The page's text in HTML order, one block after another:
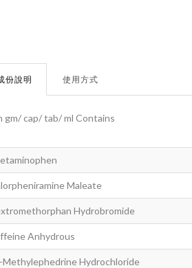
份說明 使用方式
gm/ cap/ tab/ ml Contains
Maleate
Hydrobromide
Anhydrous
Methylephedrine Hydrochloride